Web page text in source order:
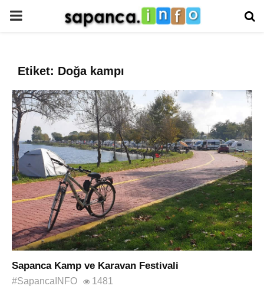
PRIMARY
Etiket: Doğa kampı
Sapanca Kamp ve Karavan Festivali
#SapancaINFO 1481